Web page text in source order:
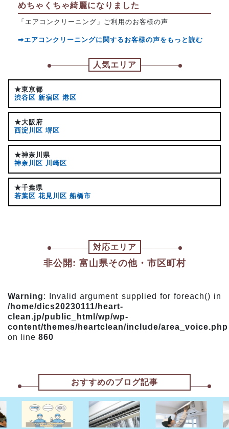
めちゃくちゃ綺麗になりました
「エアコンクリーニング」ご利用のお客様の声
➡エアコンクリーニングに関するお客様の声をもっと読む
人気エリア
★東京都
渋谷区 新宿区 港区
★大阪府
西淀川区 堺区
★神奈川県
神奈川区 川崎区
★千葉県
若葉区 花見川区 船橋市
対応エリア
非公開: 富山県その他・市区町村
Warning: Invalid argument supplied for foreach() in
/home/dics20230111/heart-
clean.jp/public_html/wp/wp-
content/themes/heartclean/include/area_voice.php
on line 860
おすすめのブログ記事